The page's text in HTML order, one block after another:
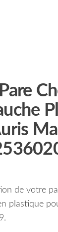
de votre
plastique